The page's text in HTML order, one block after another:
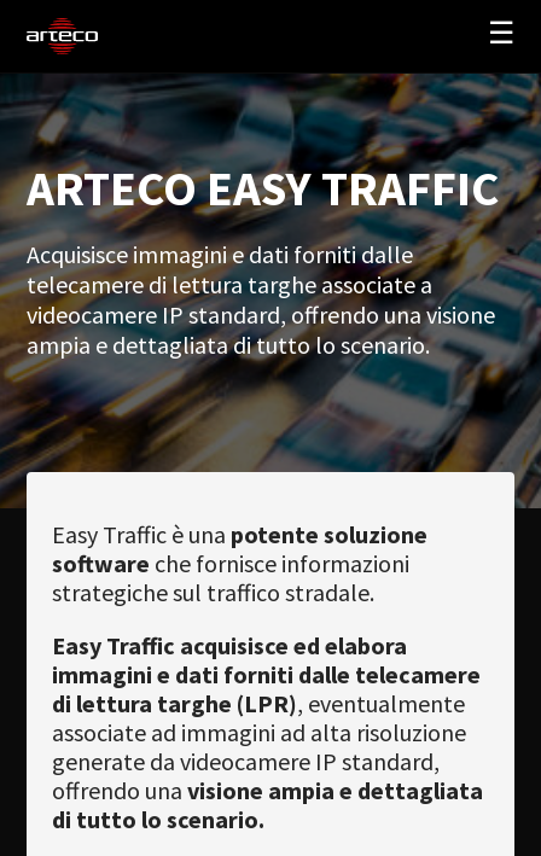
☰
My Arteco
Dove
acquistare
Newsletter
Download
Lingua
SOLUZIONI
AZIENDA
TRAINING
PARTNERS
NEWS
SUPPORTO
ARTECO EASY TRAFFIC
Acquisisce immagini e dati forniti dalle
telecamere di lettura targhe associate a
videocamere IP standard, offrendo una visione
ampia e dettagliata di tutto lo scenario.
Easy Traffic è una potente soluzione
software che fornisce informazioni
strategiche sul traffico stradale.
Easy Traffic acquisisce ed elabora
immagini e dati forniti dalle telecamere
di lettura targhe (LPR), eventualmente
associate ad immagini ad alta risoluzione
generate da videocamere IP standard,
offrendo una visione ampia e dettagliata
di tutto lo scenario.